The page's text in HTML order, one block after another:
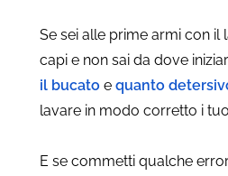
Se sei alle prime armi con il
capi e non sai da dove
il bucato e quanto
lavare in modo corretto i
E se commetti qualche